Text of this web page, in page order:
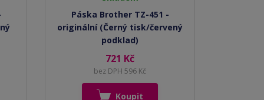
Páska Brother TZ-451 -
originální (Černý tisk/červený
podklad)
721 Kč
bez DPH 596 Kč
Koupit